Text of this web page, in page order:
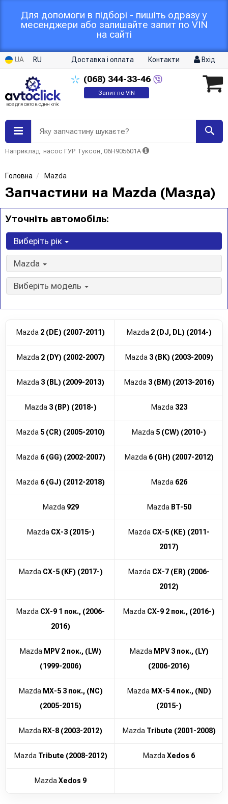
Для допомоги в підборі - пишіть одразу у
месенджери або залишайте запит по VIN
на сайті
UA RU Доставка і оплата Контакти Вхід
(068) 344-33-46
Запит по VIN
Яку запчастину шукаєте?
Наприклад: насос ГУР Туксон, 06H905601A
Головна Mazda
Запчастини на Mazda (Мазда)
Уточніть автомобіль:
Виберіть рік
Mazda
Виберіть модель
Mazda 2 (DE) (2007-2011) Mazda 2 (DJ, DL) (2014-)
Mazda 2 (DY) (2002-2007) Mazda 3 (BK) (2003-2009)
Mazda 3 (BL) (2009-2013) Mazda 3 (BM) (2013-2016)
Mazda 3 (BP) (2018-) Mazda 323
Mazda 5 (CR) (2005-2010) Mazda 5 (CW) (2010-)
Mazda 6 (GG) (2002-2007) Mazda 6 (GH) (2007-2012)
Mazda 6 (GJ) (2012-2018) Mazda 626
Mazda 929 Mazda BT-50
Mazda CX-3 (2015-) Mazda CX-5 (KE) (2011-
2017)
Mazda CX-5 (KF) (2017-) Mazda CX-7 (ER) (2006-
2012)
Mazda CX-9 1 пок., (2006-
2016)
Mazda CX-9 2 пок., (2016-)
Mazda MPV 2 пок., (LW)
(1999-2006)
Mazda MPV 3 пок., (LY)
(2006-2016)
Mazda MX-5 3 пок., (NC)
(2005-2015)
Mazda MX-5 4 пок., (ND)
(2015-)
Mazda RX-8 (2003-2012) Mazda Tribute (2001-2008)
Mazda Tribute (2008-2012) Mazda Xedos 6
Mazda Xedos 9